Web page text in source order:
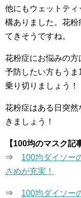
他にもウェットテ
構ありました。花粉
てきそうですね。
花粉症にお悩みの
予防したい方もう
乗り切りましょう！
花粉症はある日突
きましょう！
【100均のマスク記
⇒ 100均ダイソー
さめが充実！
⇒ 100均ダイソー